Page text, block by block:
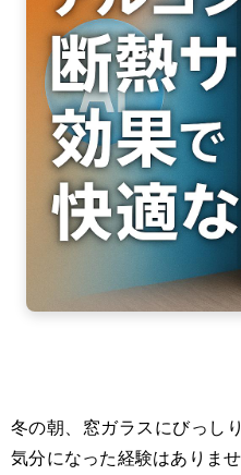
冬の朝、窓ガラスにびっし
気分になった経験はありま